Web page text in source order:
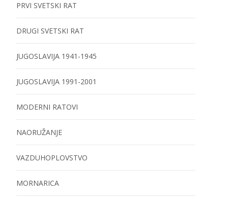
PRVI SVETSKI RAT
DRUGI SVETSKI RAT
JUGOSLAVIJA 1941-1945
JUGOSLAVIJA 1991-2001
MODERNI RATOVI
NAORUŽANJE
VAZDUHOPLOVSTVO
MORNARICA